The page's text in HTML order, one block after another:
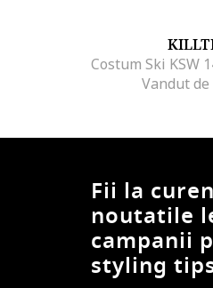
Vandut
Fii la
noutatile
campanii
styling